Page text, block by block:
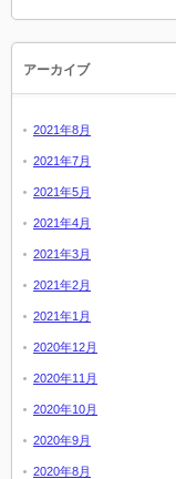
アーカイブ
2021年8月
2021年7月
2021年5月
2021年4月
2021年3月
2021年2月
2021年1月
2020年12月
2020年11月
2020年10月
2020年9月
2020年8月